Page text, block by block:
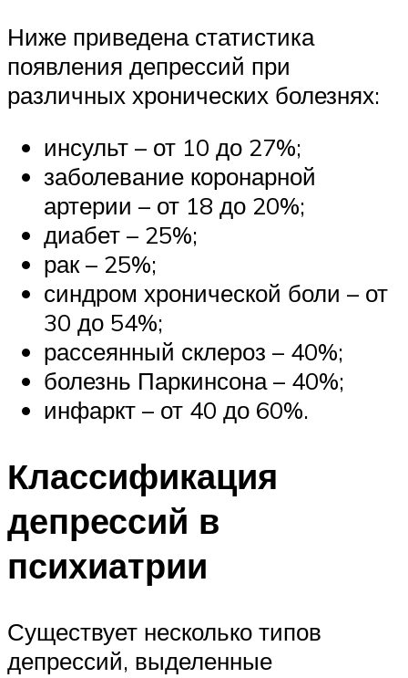
Ниже приведена статистика
появления депрессий при
различных хронических болезнях:
инсульт – от 10 до 27%;
заболевание коронарной
артерии – от 18 до 20%;
диабет – 25%;
рак – 25%;
синдром хронической боли – от
30 до 54%;
рассеянный склероз – 40%;
болезнь Паркинсона – 40%;
инфаркт – от 40 до 60%.
Классификация
депрессий в
психиатрии
Существует несколько типов
депрессий, выделенные